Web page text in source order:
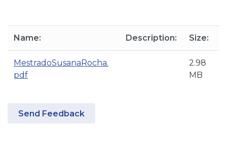
Name: Description: Size:
MestradoSusanaRocha.
pdf
2.98
MB
Send Feedback